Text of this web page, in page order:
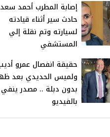
إصابة المطرب أحمد
حادث سير أثناء قيادته
لسيارته وتم نقلة إلي
المستشفي
حقيقة انفصال عمرو
ولميس الحديدي بعد
بدون دبلة .. مصدر ينفي
بالفيديو